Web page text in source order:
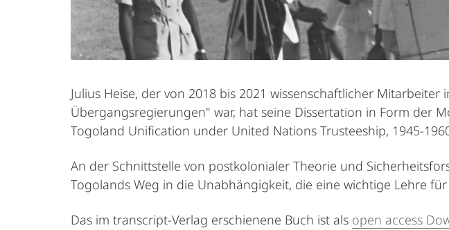
Julius Heise, der von 2018 bis 2021 wissenschaftlicher
Übergangsregierungen" war, hat seine Dissertation in Form der
Togoland Unification under United Nations Trusteeship, 1945-
An der Schnittstelle von postkolonialer Theorie und
Togolands Weg in die Unabhängigkeit, die eine wichtige Lehre
Das im transcript-Verlag erschienene Buch ist als open access